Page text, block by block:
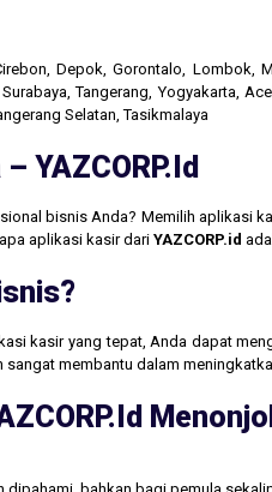
Depok, Gorontalo, Lombok,
Tangerang, Yogyakarta,
Selatan, Tasikmalaya
YAZCORP.id
bisnis Anda? Memilih aplikasi
aplikasi kasir dariYAZCORP.id
kasir yang tepat, Anda dapat
membantu dalam